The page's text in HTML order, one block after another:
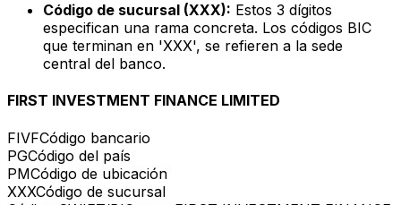
Código de sucursal (XXX): Estos 3 dígitos
especifican una rama concreta. Los códigos BIC
que terminan en 'XXX', se refieren a la sede
central del banco.
FIRST INVESTMENT FINANCE LIMITED
FIVFCódigo bancario
PGCódigo del país
PMCódigo de ubicación
XXXCódigo de sucursal